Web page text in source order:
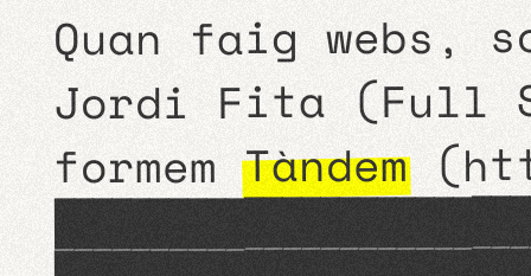
Quan faig webs,
Jordi Fita (Full
formemTàndem(
ell ens vam conèixer fa uns